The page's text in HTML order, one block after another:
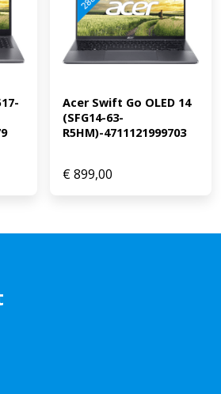
Acer Swift Go OLED 14
(SFG14-63-
R5HM)-4711121999703
€899,00